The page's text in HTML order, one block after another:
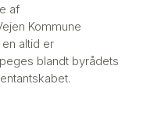
af
Kommune
altid er
blandt byrådets